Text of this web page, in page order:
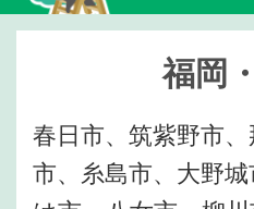
福岡
春日市、筑紫野市
市、糸島市、大野